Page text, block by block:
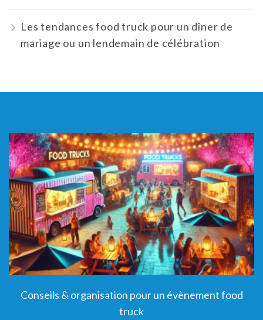
Les tendances food truck pour un dîner de
mariage ou un lendemain de célébration
Conseils & organisation pour un évènement food
truck